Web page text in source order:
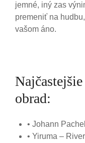
jemné, iný zas
premeniť na
vašom áno.
obrad:
• Johann
• Yiruma –